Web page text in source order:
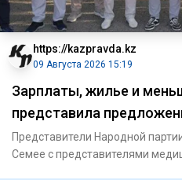
https://kazpravda.kz
09 Августа 2026 15:19
Зарплаты, жилье и
представила
Представители Народной
Семее с представителями